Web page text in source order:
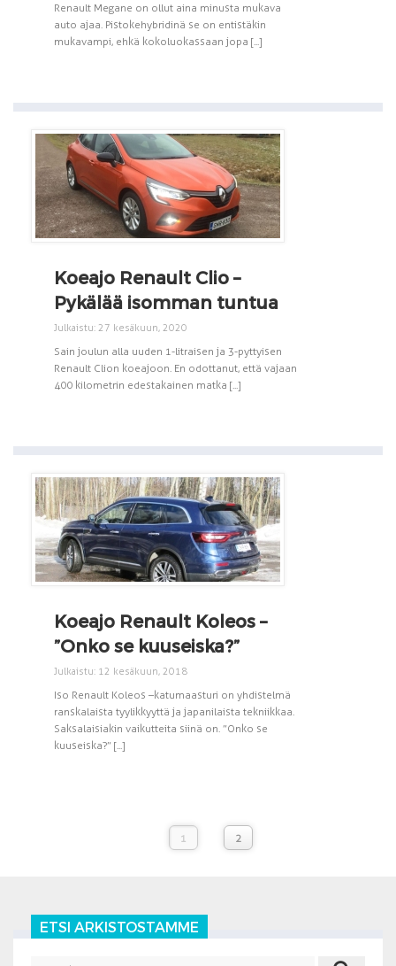
Renault Megane on ollut aina minusta mukava
auto ajaa. Pistokehybridinä se on entistäkin
mukavampi, ehkä kokoluokassaan jopa [...]
Koeajo Renault Clio –
Pykälää isomman tuntua
Julkaistu: 27 kesäkuun, 2020
Sain joulun alla uuden 1-litraisen ja 3-pyttyisen
Renault Clion koeajoon. En odottanut, että vajaan
400 kilometrin edestakainen matka [...]
Koeajo Renault Koleos –
”Onko se kuuseiska?”
Julkaistu: 12 kesäkuun, 2018
Iso Renault Koleos –katumaasturi on yhdistelmä
ranskalaista tyylikkyyttä ja japanilaista tekniikkaa.
Saksalaisiakin vaikutteita siinä on. ”Onko se
kuuseiska?” [...]
1 2
ETSI ARKISTOSTAMME